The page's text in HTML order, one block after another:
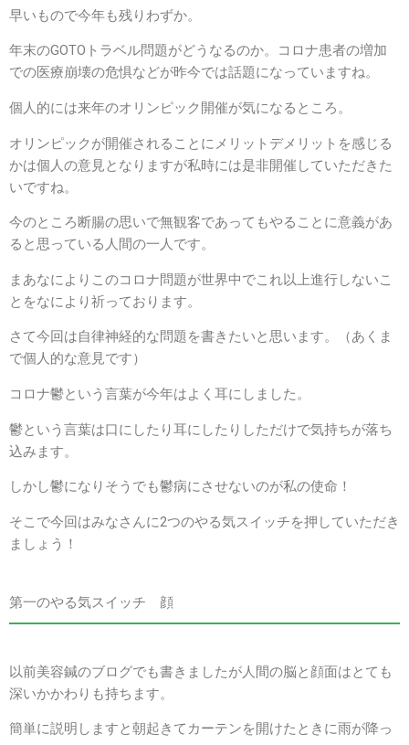
早いもので今年も残りわずか。
年末のGOTOトラベル問題がどうなるのか。コロナ患者の増加
での医療崩壊の危惧などが昨今では話題になっていますね。
個人的には来年のオリンピック開催が気になるところ。
オリンピックが開催されることにメリットデメリットを感じる
かは個人の意見となりますが私時には是非開催していただきた
いですね。
今のところ断腸の思いで無観客であってもやることに意義があ
ると思っている人間の一人です。
まあなによりこのコロナ問題が世界中でこれ以上進行しないこ
とをなにより祈っております。
さて今回は自律神経的な問題を書きたいと思います。（あくま
で個人的な意見です）
コロナ鬱という言葉が今年はよく耳にしました。
鬱という言葉は口にしたり耳にしたりしただけで気持ちが落ち
込みます。
しかし鬱になりそうでも鬱病にさせないのが私の使命！
そこで今回はみなさんに2つのやる気スイッチを押していただき
ましょう！
第一のやる気スイッチ 顔
以前美容鍼のブログでも書きましたが人間の脳と顔面はとても
深いかかわりも持ちます。
簡単に説明しますと朝起きてカーテンを開けたときに雨が降っ